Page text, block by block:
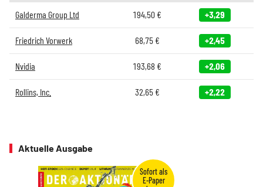
Galderma Group Ltd 194,50 € +3,29
Friedrich Vorwerk 68,75€ +2,45
Nvidia 193,68 € +2,06
Rollins, Inc. 32,65€ +2,22
Aktuelle Ausgabe